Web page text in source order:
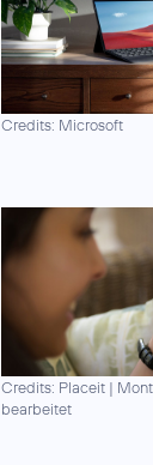
Credits: Microsoft
Credits: Placeit |
bearbeitet